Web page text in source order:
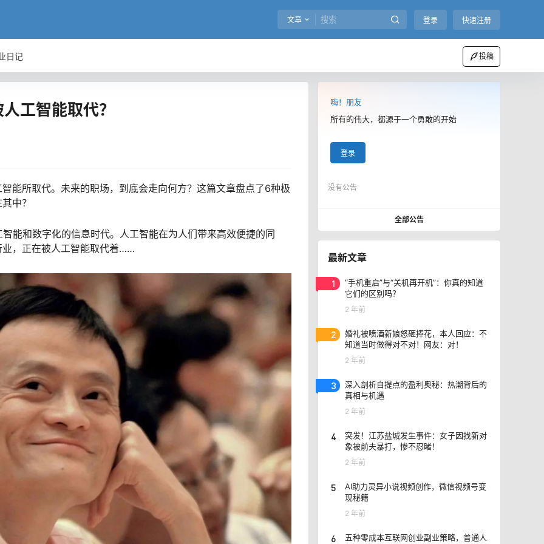
文章 登录 快速注册
日记 投稿
工智能取代？
能所取代。未来的职场，到底会走向何方？这篇文章盘点了6种极
中？
能和数字化的信息时代。人工智能在为人们带来高效便捷的同
业，正在被人工智能取代着……
嗨！朋友
所有的伟大，都源于一个勇敢的开始
登录
没有公告
全部公告
最新文章
1
“手机重启”与“关机再开机”：你真的知道
它们的区别吗？
2 年前
2
婚礼被喷酒新娘怒砸捧花，本人回应：不
知道当时做得对不对！网友：对！
2 年前
3
深入剖析自提点的盈利奥秘：热潮背后的
真相与机遇
2 年前
4
突发！江苏盐城发生事件：女子因找新对
象被前夫暴打，惨不忍睹！
2 年前
5
AI助力灵异小说视频创作，微信视频号变
现秘籍
2 年前
6
五种零成本互联网创业副业策略，普通人